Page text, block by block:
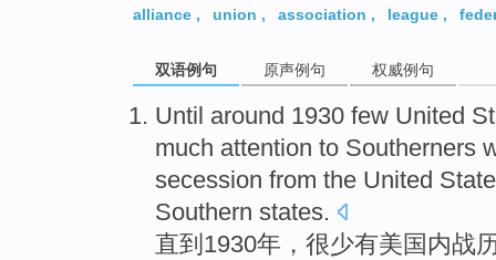
alliance , union , association , league ,
双语例句 原声例句 权威例句
Until around 1930 few United
much attention to Southerners
secession from the United
Southern states.
直到 1930年， 很少有美国 内战